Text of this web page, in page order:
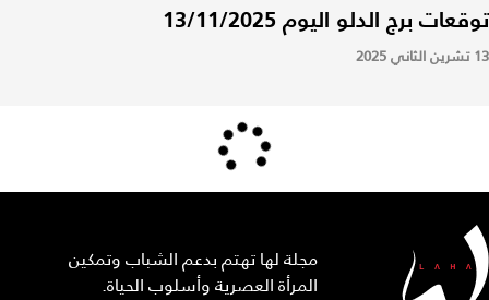
توقعات برج الدلو اليوم 13/11/2025
13 تشرين الثاني 2025
مجلة لها تهتم بدعم الشباب وتمكين
المرأة العصرية وأسلوب الحياة.